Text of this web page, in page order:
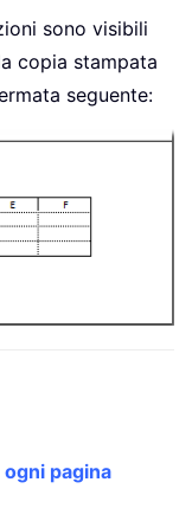
sono visibili
copia stampata
seguente:
pagina